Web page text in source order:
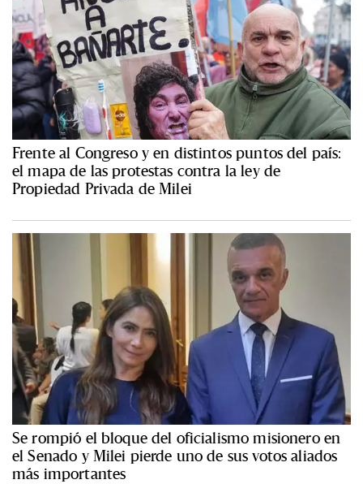
Frente al Congreso y en distintos puntos del país:
el mapa de las protestas contra la ley de
Propiedad Privada de Milei
Se rompió el bloque del oficialismo misionero en
el Senado y Milei pierde uno de sus votos aliados
más importantes